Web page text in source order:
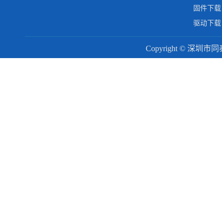
固件下载
驱动下载
Copyright © 深圳市同